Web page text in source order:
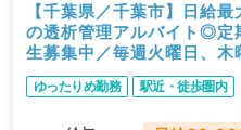
【千葉県／千葉市】日給
の透析管理アルバイト◎定
生募集中／毎週火曜日、
可・マイカー通勤可（人工
ゆったりめ勤務 駅近・徒歩圏内